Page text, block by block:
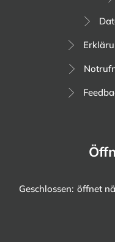
Klicken, um weitere
Geschlossen: öffnet